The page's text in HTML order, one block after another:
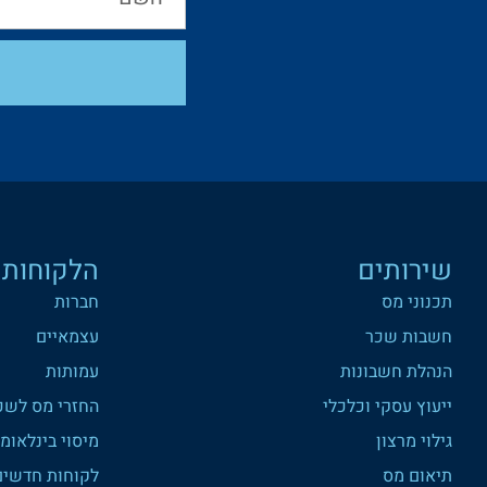
שירותים
תכנוני מס
חשבות שכר
הנהלת חשבונות
ייעוץ עסקי וכלכלי
גילוי מרצון
תיאום מס
חברות
עצמאיים
עמותות
החזרי מס
מיסוי
לקוחות